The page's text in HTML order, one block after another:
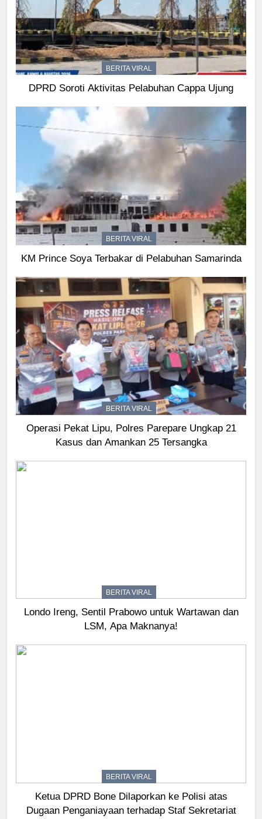
BERITA VIRAL
DPRD Soroti Aktivitas Pelabuhan Cappa Ujung
BERITA VIRAL
KM Prince Soya Terbakar di Pelabuhan Samarinda
BERITA VIRAL
Operasi Pekat Lipu, Polres Parepare Ungkap 21
Kasus dan Amankan 25 Tersangka
BERITA VIRAL
Londo Ireng, Sentil Prabowo untuk Wartawan dan
LSM, Apa Maknanya!
BERITA VIRAL
Ketua DPRD Bone Dilaporkan ke Polisi atas
Dugaan Penganiayaan terhadap Staf Sekretariat